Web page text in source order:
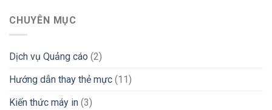
CHUYÊN MỤC
Dịch vụ Quảng cáo (2)
Hướng dẫn thay thẻ mực (11)
Kiến thức máy in (3)